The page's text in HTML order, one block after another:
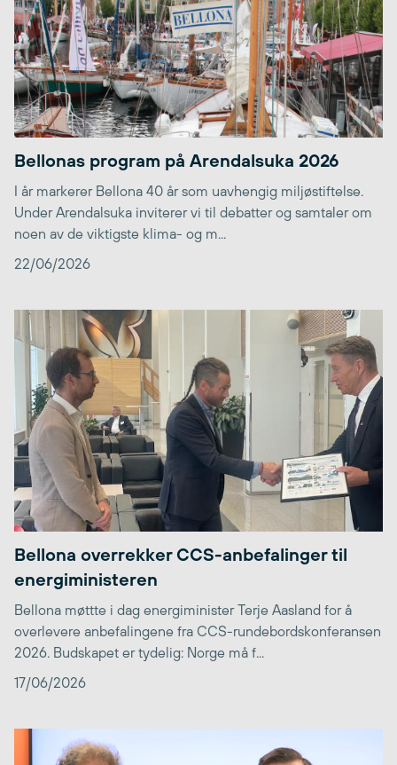
Bellonas program på Arendalsuka 2026
I år markerer Bellona 40 år som uavhengig miljøstiftelse.
Under Arendalsuka inviterer vi til debatter og samtaler om
noen av de viktigste klima- og m...
22/06/2026
Bellona overrekker CCS-anbefalinger til
energiministeren
Bellona møttte i dag energiminister Terje Aasland for å
overlevere anbefalingene fra CCS-rundebordskonferansen
2026. Budskapet er tydelig: Norge må f...
17/06/2026